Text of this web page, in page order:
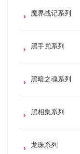
魔界战记系列
黑手党系列
黑暗之魂系列
黑相集系列
龙珠系列